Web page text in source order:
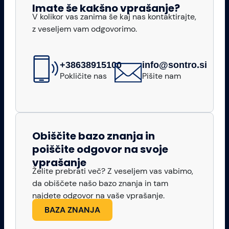
Imate še kakšno vprašanje?
V kolikor vas zanima še kaj nas kontaktirajte,
z veseljem vam odgovorimo.
+38638915100
Pokličite nas
info@sontro.si
Pišite nam
Obiščite bazo znanja in
poiščite odgovor na svoje
vprašanje
Želite prebrati več? Z veseljem vas vabimo,
da obiščete našo bazo znanja in tam
najdete odgovor na vaše vprašanje.
BAZA ZNANJA